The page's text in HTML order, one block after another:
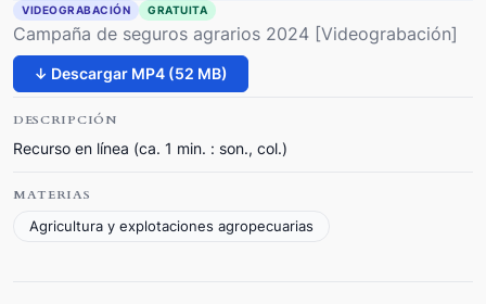
VIDEOGRABACIÓN GRATUITA
Campaña de seguros agrarios 2024 [Videograbación]
↓ Descargar MP4 (52 MB)
DESCRIPCIÓN
Recurso en línea (ca. 1 min. : son., col.)
MATERIAS
Agricultura y explotaciones agropecuarias